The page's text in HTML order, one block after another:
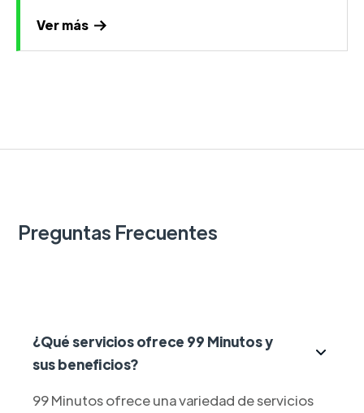
Ver más
Preguntas Frecuentes
¿Qué servicios ofrece 99 Minutos y
sus beneficios?
99 Minutos ofrece una variedad de servicios